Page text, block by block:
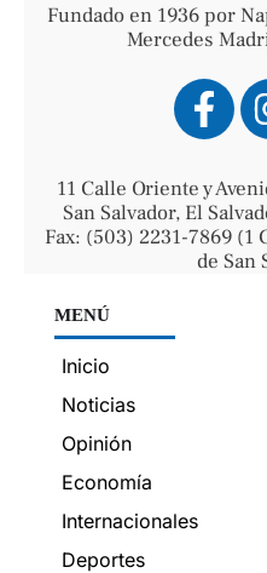
Fundado en 1936 por
Mercedes
11 Calle Oriente y
San Salvador, El
Fax: (503) 2231-7869 (1
de San
MENÚ
Inicio
Noticias
Opinión
Economía
Internacionales
Deportes